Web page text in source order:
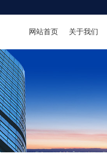
网站首页 关于我们